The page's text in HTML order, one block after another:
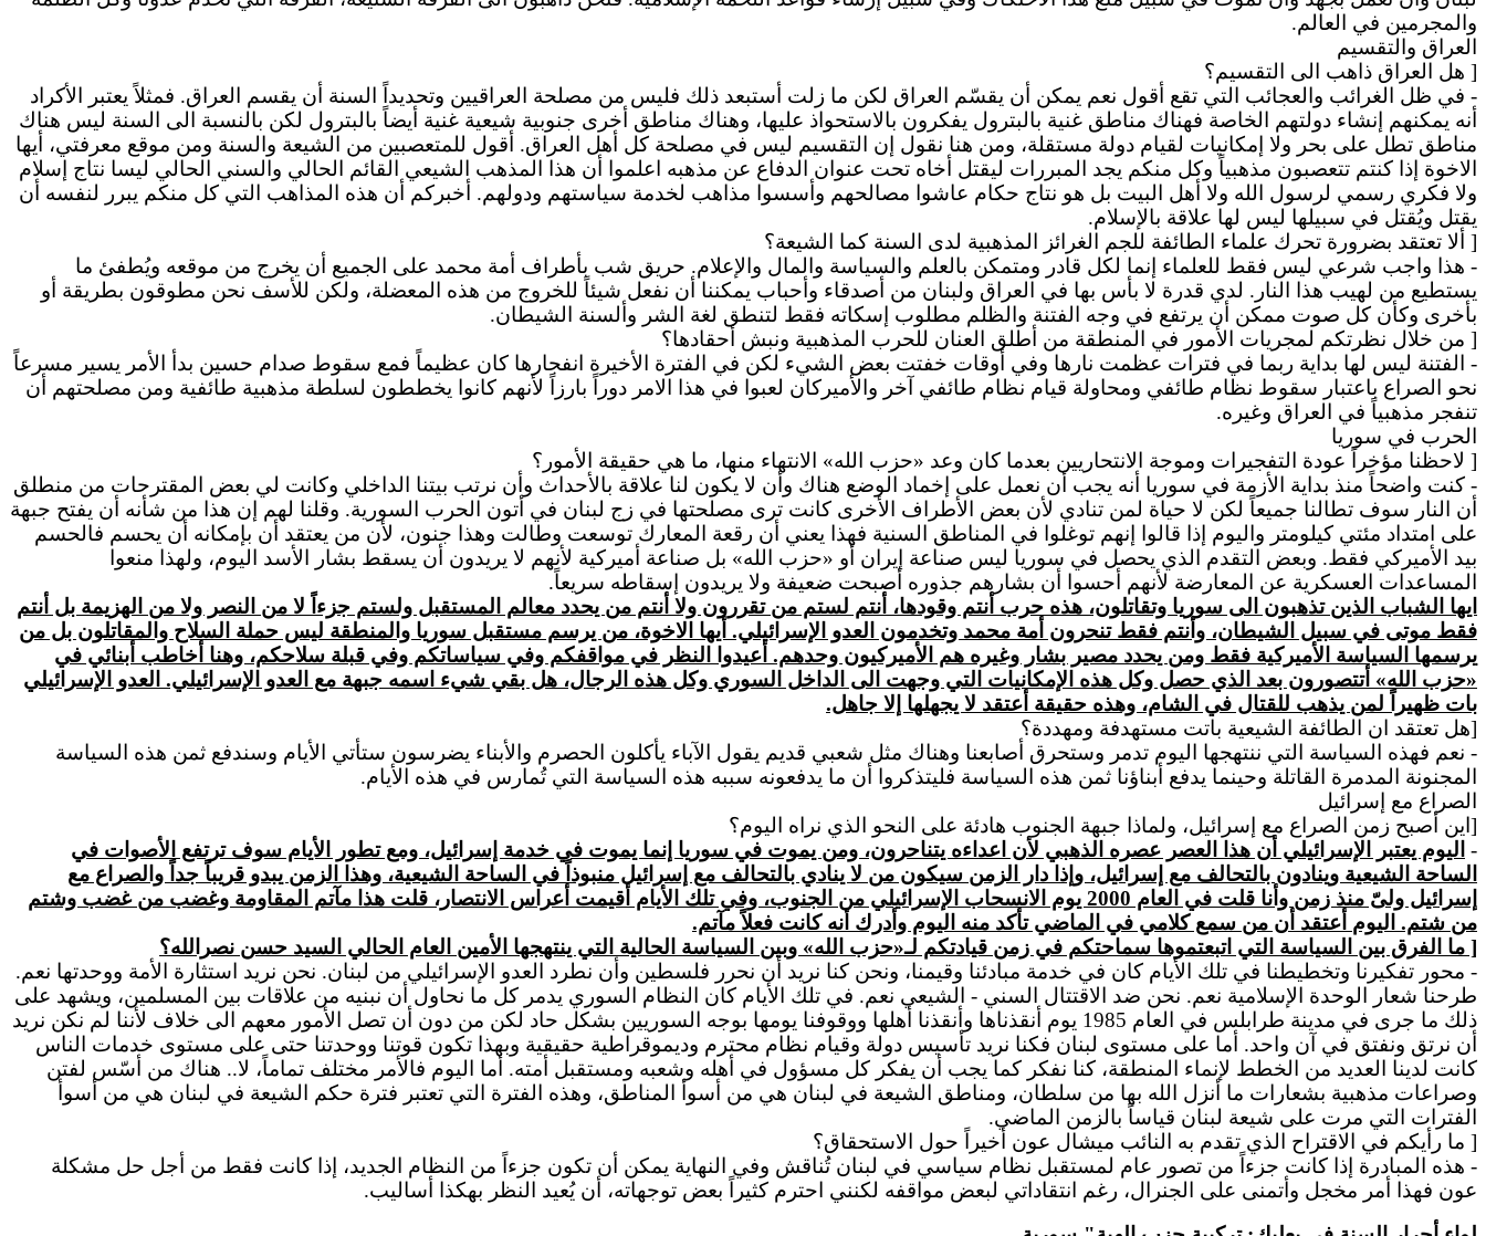
والمجرمين في العالم.
العراق والتقسيم
[ هل العراق ذاهب الى التقسيم؟
- في ظل الغرائب والعجائب التي تقع أقول نعم يمكن أن يقسّم العراق لكن ما زلت أستبعد ذلك فليس من مصلحة العراقيين وتحديداً السنة أن يقسم العراق. فمثلاً يعتبر الأكراد
أنه يمكنهم إنشاء دولتهم الخاصة فهناك مناطق غنية بالبترول يفكرون بالاستحواذ عليها، وهناك مناطق أخرى جنوبية شيعية غنية أيضاً بالبترول لكن بالنسبة الى السنة ليس هناك
مناطق تطل على بحر ولا إمكانيات لقيام دولة مستقلة، ومن هنا نقول إن التقسيم ليس في مصلحة كل أهل العراق. أقول للمتعصبين من الشيعة والسنة ومن موقع معرفتي، أيها
الاخوة إذا كنتم تتعصبون مذهبياً وكل منكم يجد المبررات ليقتل أخاه تحت عنوان الدفاع عن مذهبه اعلموا أن هذا المذهب الشيعي القائم الحالي والسني الحالي ليسا نتاج إسلام
ولا فكري رسمي لرسول الله ولا أهل البيت بل هو نتاج حكام عاشوا مصالحهم وأسسوا مذاهب لخدمة سياستهم ودولهم. أخبركم أن هذه المذاهب التي كل منكم يبرر لنفسه أن
يقتل ويُقتل في سبيلها ليس لها علاقة بالإسلام.
[ ألا تعتقد بضرورة تحرك علماء الطائفة للجم الغرائز المذهبية لدى السنة كما الشيعة؟
- هذا واجب شرعي ليس فقط للعلماء إنما لكل قادر ومتمكن بالعلم والسياسة والمال والإعلام. حريق شب بأطراف أمة محمد على الجميع أن يخرج من موقعه ويُطفئ ما
يستطيع من لهيب هذا النار. لدي قدرة لا بأس بها في العراق ولبنان من أصدقاء وأحباب يمكننا أن نفعل شيئاً للخروج من هذه المعضلة، ولكن للأسف نحن مطوقون بطريقة أو
بأخرى وكأن كل صوت ممكن أن يرتفع في وجه الفتنة والظلم مطلوب إسكاته فقط لتنطق لغة الشر وألسنة الشيطان.
[ من خلال نظرتكم لمجريات الأمور في المنطقة من أطلق العنان للحرب المذهبية ونبش أحقادها؟
- الفتنة ليس لها بداية ربما في فترات عظمت نارها وفي أوقات خفتت بعض الشيء لكن في الفترة الأخيرة انفجارها كان عظيماً فمع سقوط صدام حسين بدأ الأمر يسير مسرعاً
نحو الصراع باعتبار سقوط نظام طائفي ومحاولة قيام نظام طائفي آخر والأميركان لعبوا في هذا الامر دوراً بارزاً لأنهم كانوا يخططون لسلطة مذهبية طائفية ومن مصلحتهم أن
تنفجر مذهبياً في العراق وغيره.
الحرب في سوريا
[ لاحظنا مؤخراً
عودة التفجيرات وموجة الانتحاريين بعدما كان وعد «حزب الله» الانتهاء منها، ما هي حقيقة الأمور؟
- كنت واضحاً منذ بداية الأزمة في سوريا أنه يجب أن نعمل على إخماد الوضع هناك وأن لا يكون لنا علاقة بالأحداث وأن نرتب بيتنا الداخلي وكانت لي بعض المقترحات من منطلق
أن النار سوف تطالنا جميعاً لكن لا حياة لمن تنادي لأن بعض الأطراف الأخرى كانت ترى مصلحتها في زج لبنان في أتون الحرب السورية. وقلنا لهم إن هذا من شأنه أن يفتح جبهة
على امتداد مئتي كيلومتر واليوم إذا قالوا إنهم توغلوا في المناطق السنية فهذا يعني أن رقعة المعارك توسعت وطالت وهذا جنون، لأن من يعتقد أن بإمكانه أن يحسم فالحسم
بيد الأميركي فقط. وبعض التقدم الذي يحصل في سوريا ليس صناعة إيران أو «حزب الله» بل صناعة أميركية لأنهم لا يريدون أن يسقط بشار الأسد اليوم، ولهذا منعوا
المساعدات العسكرية عن المعارضة لأنهم أحسوا أن بشارهم جذوره أصبحت ضعيفة ولا يريدون إسقاطه سريعاً.
ايها الشباب الذين تذهبون الى سوريا وتقاتلون، هذه حرب أنتم وقودها، أنتم لستم من تقررون ولا أنتم من يحدد معالم المستقبل ولستم جزءاً لا من النصر ولا من الهزيمة بل أنتم
فقط موتى في سبيل الشيطان، وأنتم فقط تنحرون أمة محمد وتخدمون العدو الإسرائيلي. أيها الاخوة، من يرسم مستقبل سوريا والمنطقة ليس حملة السلاح والمقاتلون بل من
يرسمها السياسة الأميركية فقط ومن يحدد مصير بشار وغيره هم الأميركيون وحدهم. أعيدوا النظر في مواقفكم وفي سياساتكم وفي قبلة سلاحكم، وهنا أخاطب أبنائي في
«حزب الله» أتتصورون بعد الذي حصل وكل هذه الإمكانيات التي وجهت الى الداخل السوري وكل هذه الرجال، هل بقي شيء اسمه جبهة مع العدو الإسرائيلي. العدو الإسرائيلي
بات ظهيراً
لمن يذهب للقتال في الشام، وهذه حقيقة أعتقد لا يجهلها إلا جاهل.
[هل تعتقد ان الطائفة الشيعية باتت مستهدفة ومهددة؟
- نعم فهذه السياسة التي ننتهجها اليوم تدمر وستحرق أصابعنا وهناك مثل شعبي قديم يقول الآباء يأكلون الحصرم والأبناء يضرسون ستأتي الأيام وسندفع ثمن هذه السياسة
المجنونة المدمرة القاتلة وحينما يدفع أبناؤنا ثمن هذه السياسة فليتذكروا أن ما يدفعونه سببه هذه السياسة التي تُمارس في هذه الأيام.
الصراع مع إسرائيل
[اين أصبح زمن الصراع مع إسرائيل، ولماذا جبهة الجنوب هادئة على النحو الذي نراه اليوم؟
- اليوم يعتبر الإسرائيلي أن هذا العصر عصره الذهبي لأن اعداءه يتناحرون، ومن يموت في سوريا إنما يموت في خدمة إسرائيل، ومع تطور الأيام سوف ترتفع الأصوات في
الساحة الشيعية وينادون بالتحالف مع إسرائيل، وإذا دار الزمن سيكون من لا ينادي بالتحالف مع إسرائيل منبوذاً في الساحة الشيعية، وهذا الزمن يبدو قريباً جداً والصراع مع
إسرائيل ولىّ منذ زمن وأنا قلت في العام 2000 يوم الانسحاب الإسرائيلي من الجنوب، وفي تلك الأيام أقيمت أعراس الانتصار، قلت هذا مآتم المقاومة وغضب من غضب وشتم
من شتم. اليوم أعتقد أن من سمع كلامي في الماضي تأكد منه اليوم وأدرك أنه كانت فعلاً مآتم.
[ ما الفرق بين السياسة التي اتبعتموها سماحتكم في زمن قيادتكم لـ«حزب الله» وبين السياسة الحالية التي ينتهجها الأمين العام الحالي السيد حسن نصرالله؟
- محور تفكيرنا وتخطيطنا في تلك الأيام كان في خدمة مبادئنا وقيمنا، ونحن كنا نريد أن نحرر فلسطين وأن نطرد العدو الإسرائيلي من لبنان. نحن نريد استثارة الأمة ووحدتها نعم.
طرحنا شعار الوحدة الإسلامية نعم. نحن ضد الاقتتال السني - الشيعي نعم. في تلك الأيام كان النظام السوري يدمر كل ما نحاول أن نبنيه من علاقات بين المسلمين، ويشهد على
ذلك ما جرى في مدينة طرابلس في العام 1985 يوم أنقذناها وأنقذنا أهلها ووقوفنا يومها بوجه السوريين بشكل حاد لكن من دون أن تصل الأمور معهم الى خلاف لأننا لم نكن نريد
أن نرتق ونفتق في آن واحد. أما على مستوى لبنان فكنا نريد تأسيس دولة وقيام نظام محترم وديموقراطية حقيقية وبهذا تكون قوتنا ووحدتنا حتى على مستوى خدمات الناس
كانت لدينا العديد من الخطط لإنماء المنطقة، كنا نفكر كما يجب أن يفكر كل مسؤول في أهله وشعبه ومستقبل أمته. أما اليوم فالأمر مختلف تماماً، لا.. هناك من أسّس لفتن
وصراعات مذهبية بشعارات ما أنزل الله بها من سلطان، ومناطق الشيعة في لبنان هي من أسوأ المناطق، وهذه الفترة التي تعتبر فترة حكم الشيعة في لبنان هي من أسوأ
الفترات التي مرت على شيعة لبنان قياساً بالزمن الماضي.
[ ما رأيكم في الاقتراح الذي تقدم به النائب ميشال عون أخيراً حول الاستحقاق؟
- هذه المبادرة إذا كانت جزءاً من تصور عام لمستقبل نظام سياسي في لبنان تُناقش وفي النهاية يمكن أن تكون جزءاً من النظام الجديد، إذا كانت فقط من أجل حل مشكلة
عون فهذا أمر مخجل وأتمنى على الجنرال، رغم انتقاداتي لبعض مواقفه لكنني احترم كثيراً بعض توجهاته، أن يُعيد النظر بهكذا أساليب.